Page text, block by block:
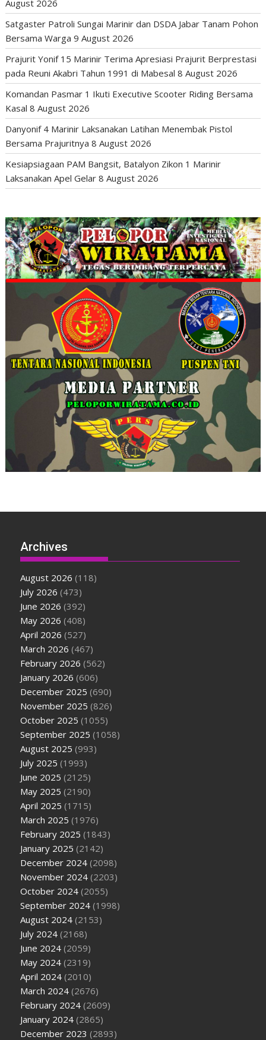
August 2026
Satgaster Patroli Sungai Marinir dan DSDA Jabar Tanam Pohon
Bersama Warga 9 August 2026
Prajurit Yonif 15 Marinir Terima Apresiasi Prajurit Berprestasi
pada Reuni Akabri Tahun 1991 di Mabesal 8 August 2026
Komandan Pasmar 1 Ikuti Executive Scooter Riding Bersama
Kasal 8 August 2026
Danyonif 4 Marinir Laksanakan Latihan Menembak Pistol
Bersama Prajuritnya 8 August 2026
Kesiapsiagaan PAM Bangsit, Batalyon Zikon 1 Marinir
Laksanakan Apel Gelar 8 August 2026
Archives
August 2026 (118)
July 2026 (473)
June 2026 (392)
May 2026 (408)
April 2026 (527)
March 2026 (467)
February 2026 (562)
January 2026 (606)
December 2025 (690)
November 2025 (826)
October 2025 (1055)
September 2025 (1058)
August 2025 (993)
July 2025 (1993)
June 2025 (2125)
May 2025 (2190)
April 2025 (1715)
March 2025 (1976)
February 2025 (1843)
January 2025 (2142)
December 2024 (2098)
November 2024 (2203)
October 2024 (2055)
September 2024 (1998)
August 2024 (2153)
July 2024 (2168)
June 2024 (2059)
May 2024 (2319)
April 2024 (2010)
March 2024 (2676)
February 2024 (2609)
January 2024 (2865)
December 2023 (2893)